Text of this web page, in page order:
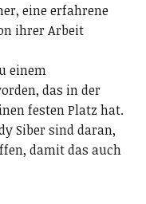
eine erfahrene
ihrer Arbeit
einem
das in der
festen Platz hat.
Siber sind daran,
damit das auch